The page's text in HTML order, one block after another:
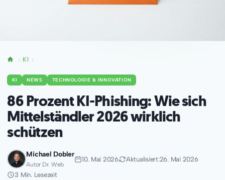
KI
KI NEWS TECHNOLOGIE & INNOVATION
86 Prozent KI-Phishing: Wie sich
Mittelständler 2026 wirklich
schützen
Michael Dobler
Autor Dr. Web
10. Mai 2026 Aktualisiert:26. Mai 2026
3 Min. Lesezeit